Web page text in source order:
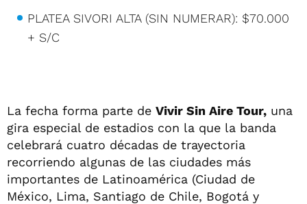
PLATEA SIVORI ALTA (SIN NUMERAR): $70.000
+ S/C
La fecha forma parte de Vivir Sin Aire Tour, una
gira especial de estadios con la que la banda
celebrará cuatro décadas de trayectoria
recorriendo algunas de las ciudades más
importantes de Latinoamérica (Ciudad de
México, Lima, Santiago de Chile, Bogotá y